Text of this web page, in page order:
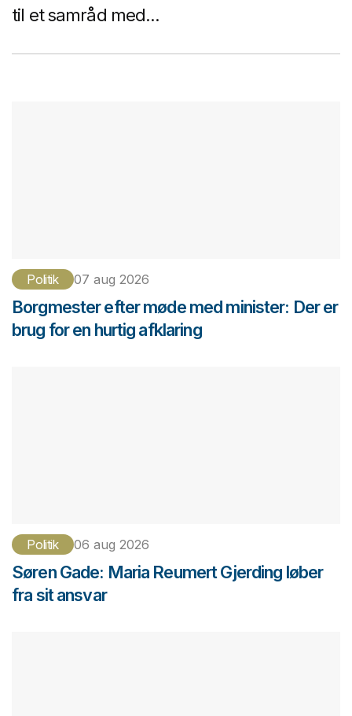
til et samråd med...
Politik 07 aug 2026
Borgmester efter møde med minister: Der er
brug for en hurtig afklaring
Politik 06 aug 2026
Søren Gade: Maria Reumert Gjerding løber
fra sit ansvar